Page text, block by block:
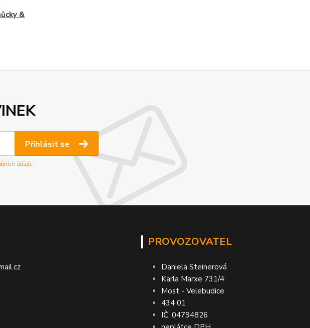
&
Přihlásit se
údajů.
PROVOZOVATEL
Daniela Steinerová
Karla Marxe 731/4
Most - Velebudice
434 01
IČ: 04794826